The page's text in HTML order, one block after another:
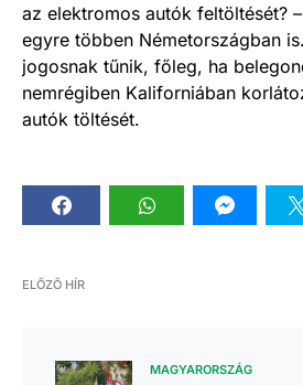
az elektromos autók feltöltését?
egyre többen Németországban
jogosnak tűnik, főleg, ha
nemrégiben Kaliforniában
autók töltését.
ELŐZŐ HÍR
MAGYARORSZÁG